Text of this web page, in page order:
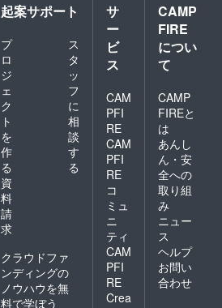
起案サポート
プ
ロ
ジ
ェ
ク
ト
を
作
る
ス
タ
ッ
フ
に
相
談
す
る
資
料
請
求
クラウドファ
ンディングの
ノウハウを無
料で学ぼう
サ
ー
ビ
ス
CAM
PFI
RE
CAM
PFI
RE
コ
ミュ
ニ
ティ
CAM
PFI
RE
Crea
CAMP
FIRE
につい
て
CAMP
FIREと
は
あんし
ん・安
全への
取り組
み
ニュー
ス
ヘルプ
お問い
合わせ